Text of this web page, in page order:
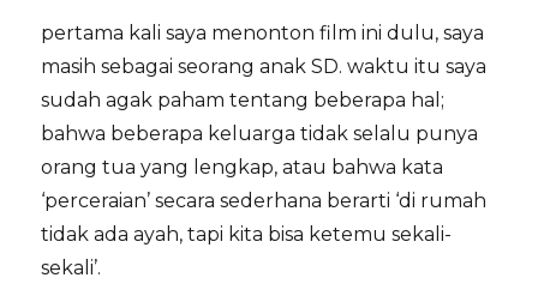
pertama kali saya menonton film ini dulu, saya
masih sebagai seorang anak SD. waktu itu saya
sudah agak paham tentang beberapa hal;
bahwa beberapa keluarga tidak selalu punya
orang tua yang lengkap, atau bahwa kata
‘perceraian’ secara sederhana berarti ‘di rumah
tidak ada ayah, tapi kita bisa ketemu sekali-
sekali’.